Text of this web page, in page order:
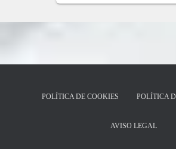
POLÍTICA DE COOKIES POLÍTICA
AVISO LEGAL